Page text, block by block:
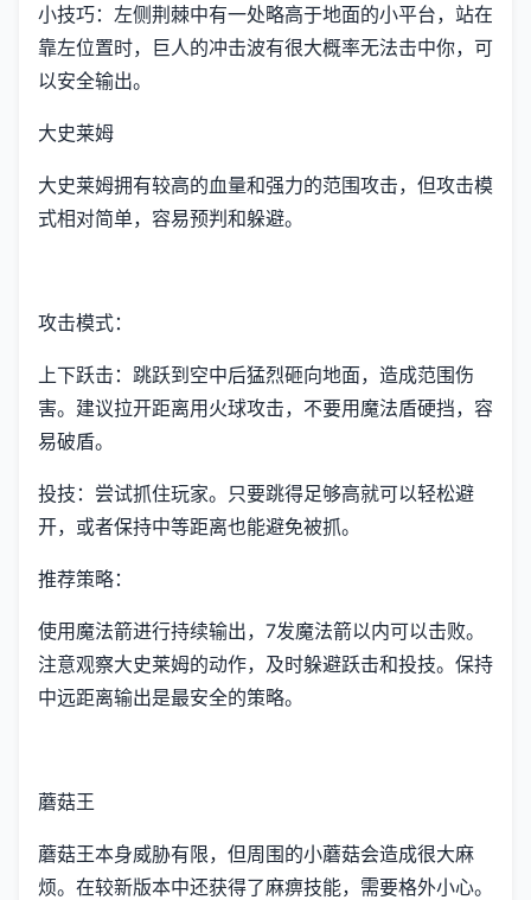
小技巧：左侧荆棘中有一处略高于地面的小平台，站在
靠左位置时，巨人的冲击波有很大概率无法击中你，可
以安全输出。
大史莱姆
大史莱姆拥有较高的血量和强力的范围攻击，但攻击模
式相对简单，容易预判和躲避。
攻击模式：
上下跃击：跳跃到空中后猛烈砸向地面，造成范围伤
害。建议拉开距离用火球攻击，不要用魔法盾硬挡，容
易破盾。
投技：尝试抓住玩家。只要跳得足够高就可以轻松避
开，或者保持中等距离也能避免被抓。
推荐策略：
使用魔法箭进行持续输出，7发魔法箭以内可以击败。
注意观察大史莱姆的动作，及时躲避跃击和投技。保持
中远距离输出是最安全的策略。
蘑菇王
蘑菇王本身威胁有限，但周围的小蘑菇会造成很大麻
烦。在较新版本中还获得了麻痹技能，需要格外小心。